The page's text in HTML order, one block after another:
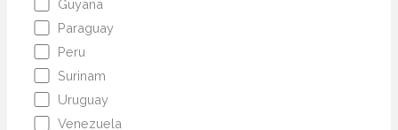
Guyana
Paraguay
Peru
Surinam
Uruguay
Venezuela